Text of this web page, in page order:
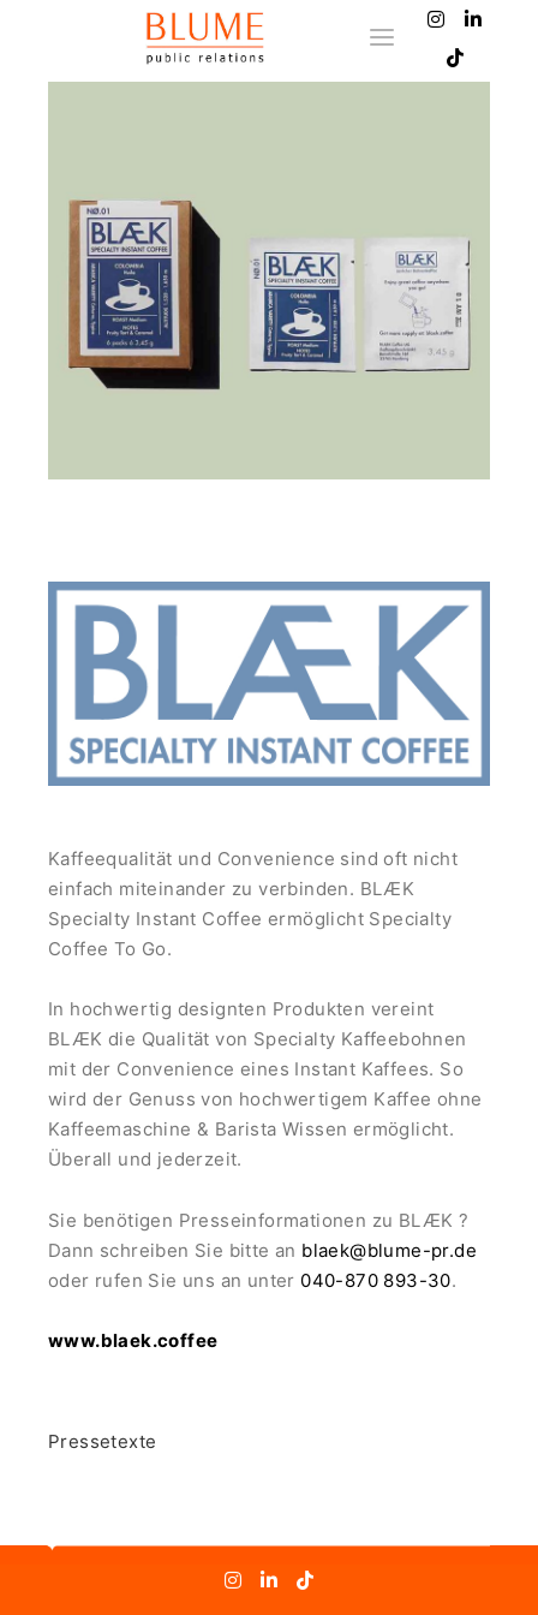
Hauptmenü
Kaffeequalität und Convenience sind oft nicht
einfach miteinander zu verbinden. BLÆK
Specialty Instant Coffee ermöglicht Specialty
Coffee To Go.
In hochwertig designten Produkten vereint
BLÆK die Qualität von Specialty Kaffeebohnen
mit der Convenience eines Instant Kaffees. So
wird der Genuss von hochwertigem Kaffee ohne
Kaffeemaschine & Barista Wissen ermöglicht.
Überall und jederzeit.
Sie benötigen Presseinformationen zu BLÆK ?
Dann schreiben Sie bitte an blaek@blume-pr.de
oder rufen Sie uns an unter 040-870 893-30.
www.blaek.coffee
Pressetexte